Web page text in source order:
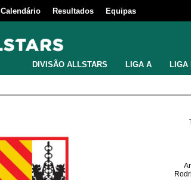
Calendário Resultados Equipas
DIVISÃO ALLSTARS LIGA A LIGA